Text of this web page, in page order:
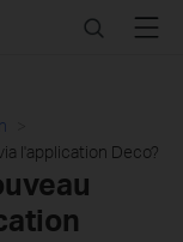
SearchMenu
l'application Deco?